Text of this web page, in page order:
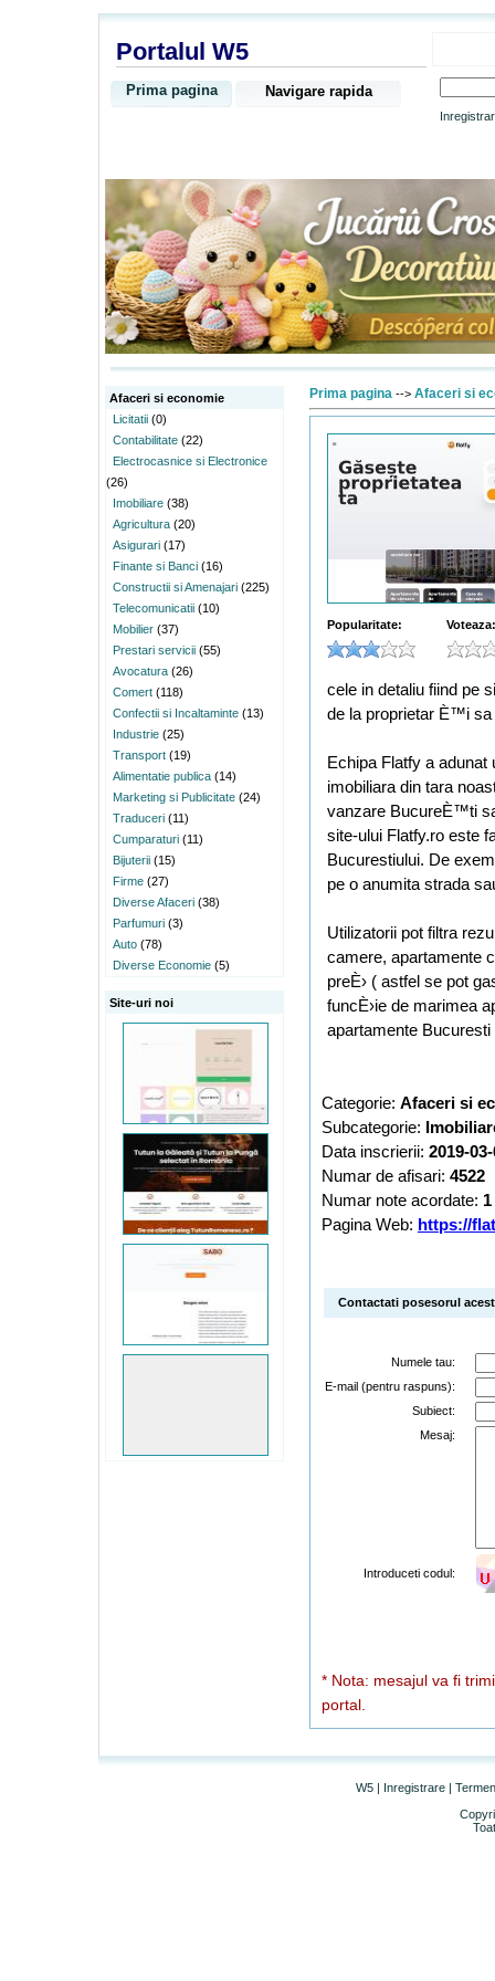
Portalul W5
Prima pagina Navigare rapida
Afaceri si economie
Licitatii (0)
Contabilitate (22)
Electrocasnice si Electronice
(26)
Imobiliare (38)
Agricultura (20)
Asigurari (17)
Finante si Banci (16)
Constructii si Amenajari (225)
Telecomunicatii (10)
Mobilier (37)
Prestari servicii (55)
Avocatura (26)
Comert (118)
Confectii si Incaltaminte (13)
Industrie (25)
Transport (19)
Alimentatie publica (14)
Marketing si Publicitate (24)
Traduceri (11)
Cumparaturi (11)
Bijuterii (15)
Firme (27)
Diverse Afaceri (38)
Parfumuri (3)
Auto (78)
Diverse Economie (5)
Site-uri noi
Prima pagina --> Afaceri si
Popularitate: Voteaza:
cele in detaliu fiind pe
de la proprietar È™i sa
Echipa Flatfy a adunat
imobiliara din tara
vanzare BucureÈ™ti
site-ului Flatfy.ro este
Bucurestiului. De
pe o anumita strada
Utilizatorii pot filtra
camere, apartamente
preÈ› ( astfel se pot
funcÈ›ie de marimea
apartamente
Categorie: Afaceri si
Subcategorie:
Data inscrierii: 2019-
Numar de afisari: 4522
Numar note acordate: 1
Pagina Web: https://
Contactati posesorul
Numele tau:
E-mail (pentru raspuns):
Subiect:
Mesaj:
Introduceti codul:
* Nota: mesajul va fi
portal.
W5| Inregistrare|